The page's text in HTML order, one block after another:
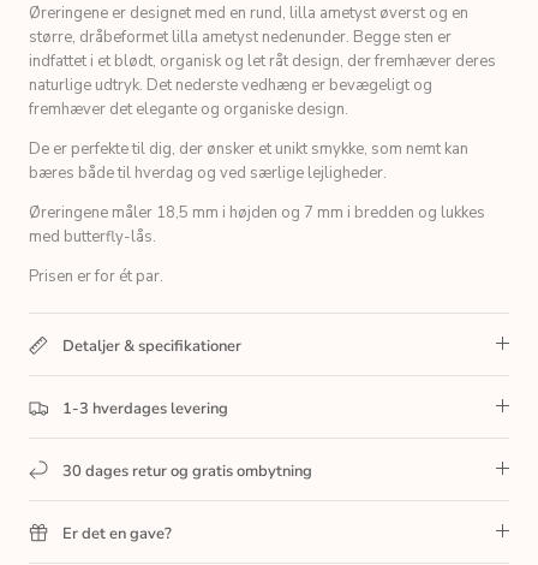
Øreringene er designet med en rund, lilla ametyst øverst og en
større, dråbeformet lilla ametyst nedenunder. Begge sten er
indfattet i et blødt, organisk og let råt design, der fremhæver deres
naturlige udtryk. Det nederste vedhæng er bevægeligt og
fremhæver det elegante og organiske design.
De er perfekte til dig, der ønsker et unikt smykke, som nemt kan
bæres både til hverdag og ved særlige lejligheder.
Øreringene måler 18,5 mm i højden og 7 mm i bredden og lukkes
med butterfly-lås.
Prisen er for ét par.
Detaljer & specifikationer
1-3 hverdages levering
30 dages retur og gratis ombytning
Er det en gave?